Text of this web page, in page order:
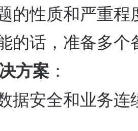
的性质和严重
的话，准备多
方案 ：
据安全和业务